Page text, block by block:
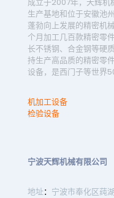
生产基地和位于安徽池
蓬勃向上发展的精密机
个月加工几百款精密零
长不锈钢、合金钢等硬
持生产高品质的精密零
设备，是西门子等世界
机加工设备
检验设备
宁波天辉机械有限公司
地址： 宁波市奉化区莼